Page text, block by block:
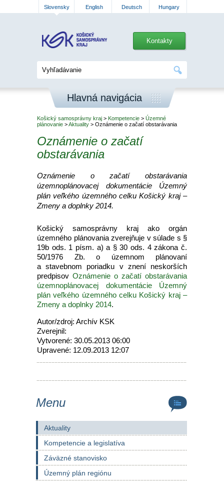
Slovensky English Deutsch Hungary
Kontakty
Hlavná navigácia
Košický samosprávny kraj > Kompetencie > Územné
plánovanie >Aktuality > Oznámenie o začatí obstarávania
Oznámenie o začatí
obstarávania
Oznámenie o začatí obstarávania
územnoplánovacej dokumentácie Územný
plán veľkého územného celku Košický kraj –
Zmeny a doplnky 2014.
Košický samosprávny kraj ako orgán
územného plánovania zverejňuje v súlade s §
19b ods. 1 písm. a) a § 30 ods. 4 zákona č.
50/1976 Zb. o územnom plánovaní
a stavebnom poriadku v znení neskorších
predpisov Oznámenie o začatí obstarávania
územnoplánovacej dokumentácie Územný
plán veľkého územného celku Košický kraj –
Zmeny a doplnky 2014.
Autor/zdroj: Archív KSK
Zverejnil:
Vytvorené: 30.05.2013 06:00
Upravené: 12.09.2013 12:07
Menu
Aktuality
Kompetencie a legislatíva
Záväzné stanovisko
Územný plán regiónu